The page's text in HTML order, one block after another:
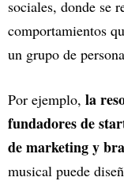
sociales, donde se
comportamientos
un grupo de
Por ejemplo, la
fundadores de
de marketing y
musical puede